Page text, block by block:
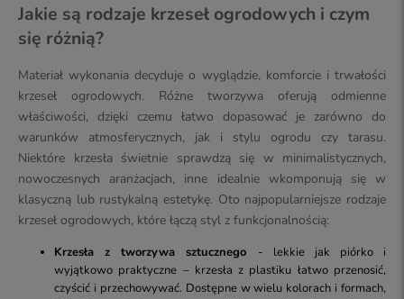
Jakie są rodzaje krzeseł ogrodowych i czym
się różnią?
Materiał wykonania decyduje o wyglądzie, komforcie i trwałości
krzeseł ogrodowych. Różne tworzywa oferują odmienne
właściwości, dzięki czemu łatwo dopasować je zarówno do
warunków atmosferycznych, jak i stylu ogrodu czy tarasu.
Niektóre krzesła świetnie sprawdzą się w minimalistycznych,
nowoczesnych aranżacjach, inne idealnie wkomponują się w
klasyczną lub rustykalną estetykę. Oto najpopularniejsze rodzaje
krzeseł ogrodowych, które łączą styl z funkcjonalnością:
Krzesła z tworzywa sztucznego - lekkie jak piórko i
wyjątkowo praktyczne – krzesła z plastiku łatwo przenosić,
czyścić i przechowywać. Dostępne w wielu kolorach i formach,